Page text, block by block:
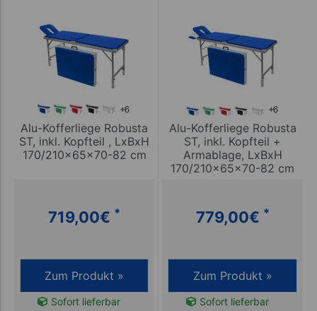
Alu-Kofferliege Robusta
ST, inkl. Kopfteil , LxBxH
170/210x65x70-82 cm
719,00€ *
Zum Produkt »
Sofort lieferbar
Alu-Kofferliege Robusta
ST, inkl. Kopfteil +
Armablage, LxBxH
170/210x65x70-82 cm
779,00€ *
Zum Produkt »
Sofort lieferbar